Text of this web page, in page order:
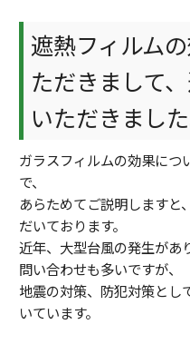
遮熱フィルム
ただきまして
いただきました
ガラスフィルムの効果につ
で、
あらためてご説明しますと
だいております。
近年、大型台風の発生があ
問い合わせも多いですが、
地震の対策、防犯対策とし
いています。